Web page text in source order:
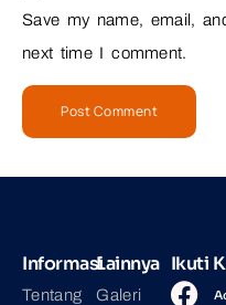
Save my name, email,
next time I comment.
Informasi
Tentang
Lainnya
Galeri
Ikuti